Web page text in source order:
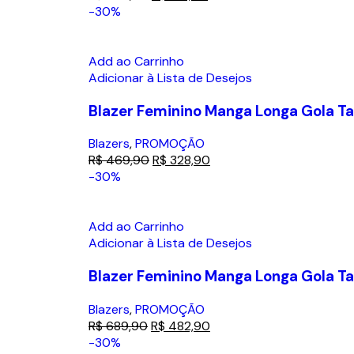
-30%
Add ao Carrinho
Adicionar à Lista de Desejos
Blazer Feminino Manga Longa Gola
Blazers,PROMOÇÃO
R$469,90R$ 328,90
-30%
Add ao Carrinho
Adicionar à Lista de Desejos
Blazer Feminino Manga Longa Gola
Blazers,PROMOÇÃO
R$689,90R$ 482,90
-30%